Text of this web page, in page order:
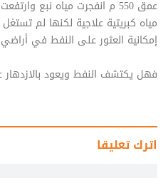
مياه كبريتية علاجية لكنها لم
إمكانية العثور على النفط في أراضي
فهل يكتشف النفط ويعود بالازدهار
اترك تعليقا